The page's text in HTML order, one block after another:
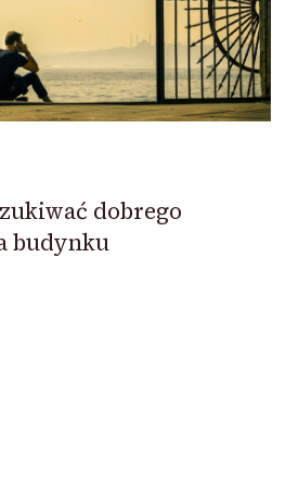
dobrego
budynku